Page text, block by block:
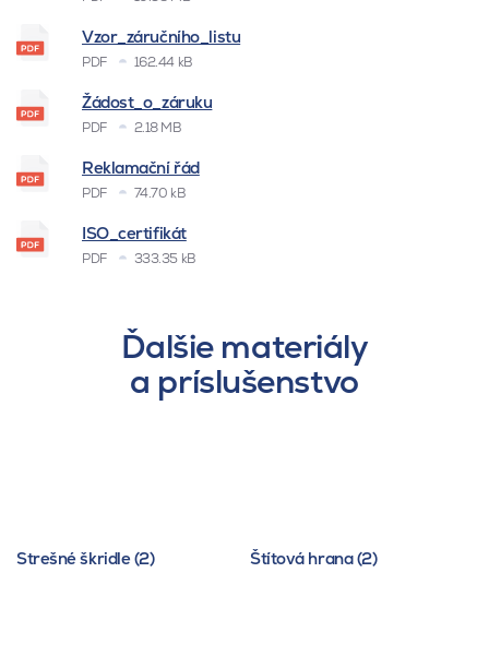
Vzor_záručního_listu
PDF 162.44 kB
Žádost_o_záruku
PDF 2.18 MB
Reklamační řád
PDF 74.70 kB
ISO_certifikát
PDF 333.35 kB
Ďalšie materiály
a príslušenstvo
Strešné škridle (2) Štítová hrana (2)